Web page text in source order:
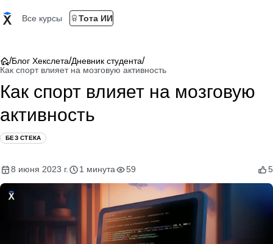
Все курсы Тота ИИ
/Блог Хекслета/Дневник студента/
Как спорт влияет на мозговую активность
Как спорт влияет на мозговую
активность
БЕЗ СТЕКА
8 июня 2023 г. 1 минута 59 5